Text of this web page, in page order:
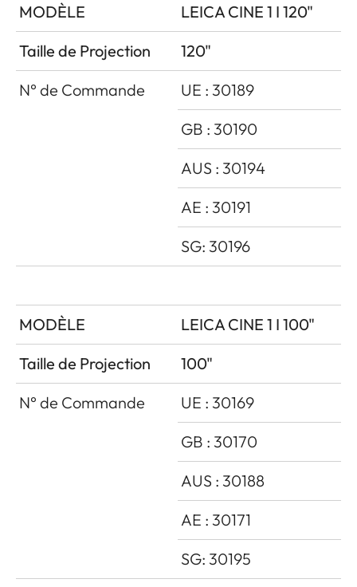
Mode Jeu
Oui, Latence <
Hz
3000 lm
Env. 2 millions:1
Env. 1000:1
Couverture de L’Espace
Colorimétrique Rec. 2020
> 100 %
HDR10 / HLG
Traitement D’Image LIO™
(Leica Image
Optimization)
0,25
VIDAA 6.0
Triple laser RVB
Consommation d’énergie
MODÈLE
LEICA CINE 1 I 120"
Taille de Projection
120"
N° de Commande
UE : 30189
GB : 30190
AUS : 30194
AE : 30191
SG: 30196
MODÈLE
LEICA CINE 1 I 100"
Taille de Projection
100"
N° de Commande
UE : 30169
GB : 30170
AUS : 30188
AE : 30171
SG: 30195